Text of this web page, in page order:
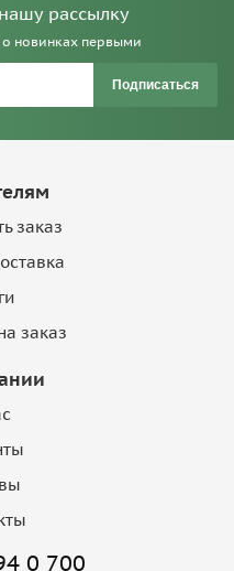
рассылку
новинках первыми
Подписаться
заказ
заказ
0 700